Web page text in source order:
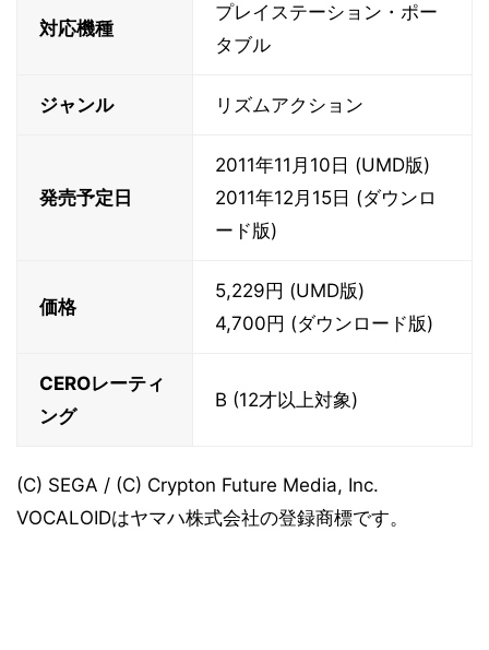
対応機種
プレイステーション・ポー
タブル
ジャンル リズムアクション
発売予定日
2011年11月10日 (UMD版)
2011年12月15日 (ダウンロ
ード版)
価格
5,229円 (UMD版)
4,700円 (ダウンロード版)
CEROレーティ
ング
B (12才以上対象)
(C) SEGA / (C) Crypton Future Media, Inc.
VOCALOIDはヤマハ株式会社の登録商標です。